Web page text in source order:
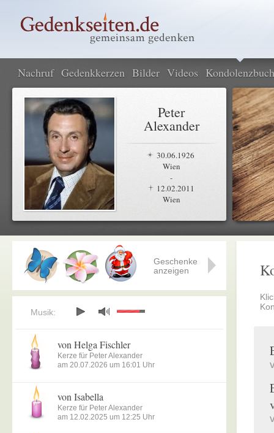
Nachruf Gedenkkerzen Bilder Videos Kondolenzbuch
Peter
Alexander
30.06.1926
Wien
-
12.02.2011
Wien
Geschenke
anzeigen
Musik:
von Helga Fischler
Kerze für Peter Alexander
am 20.07.2026 um 16:01 Uhr
von Isabella
Kerze für Peter Alexander
am 12.02.2025 um 12:25 Uhr